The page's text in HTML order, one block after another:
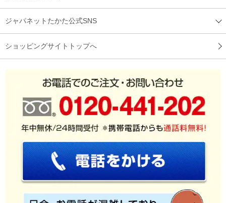
ジャパネットたかた公式SNS
ショッピングサイトトップへ